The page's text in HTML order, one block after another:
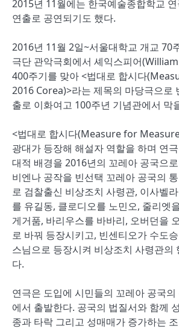
2015년 11월에는 한국예술종합학교
연출로 공연되기도 했다.
2016년 11월 2일~서울대학교 개교 70
극단 관악극회에서 셰익스피어
400주기를 맞아 <법대로 합시다
2016 Corea)>라는 제목의 마당극으로
출로 이화여고 100주년 기념관에서 막
<법대로 합시다(Measure for
광대가 등장해 해설자 역할을 하며 연
대적 배경을 2016년의 꼬레아 공국으
비엔나 공작을 빈선택 꼬레아 공국의
로 검찰출신 비상조치 사령관, 이사벨
를 유길동, 클로디오를 노민오, 줄리엣
게거품, 바리우스를 바바리, 오버던을
로 바꿔 등장시키고, 빈센티오가 수도
스님으로 등장시켜 비상조치 사령관의
다.
연극은 도입에 시민들의 꼬레아 공국
에서 출발한다. 공국의 법질서와 함께
종과 타락 그리고 성매매가 증가하는